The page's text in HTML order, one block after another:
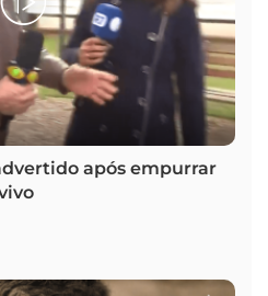
após empurrar